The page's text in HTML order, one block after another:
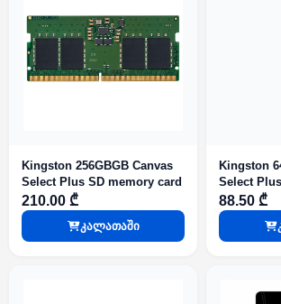
Kingston 256GBGB Canvas
Select Plus SD memory card
210.00 ₾
კალათაში
Kingston
Select
88.50 ₾